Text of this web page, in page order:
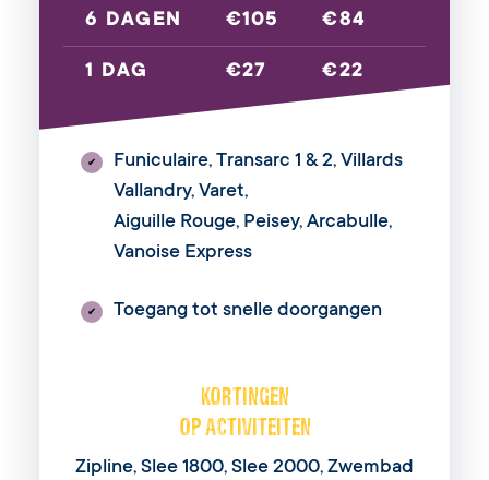
6 DAGEN €105 €84
1 DAG €27 €22
✔
Funiculaire, Transarc 1 & 2, Villards
Vallandry, Varet,
Aiguille Rouge, Peisey, Arcabulle,
Vanoise Express
✔ Toegang tot snelle doorgangen
KORTINGEN
OP ACTIVITEITEN
Zipline, Slee 1800, Slee 2000, Zwembad